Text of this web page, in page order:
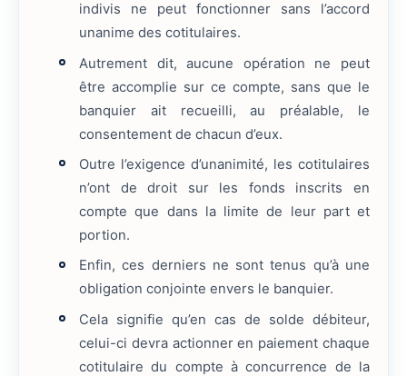
indivis ne peut fonctionner sans l’accord
unanime des cotitulaires.
Autrement dit, aucune opération ne peut
être accomplie sur ce compte, sans que le
banquier ait recueilli, au préalable, le
consentement de chacun d’eux.
Outre l’exigence d’unanimité, les cotitulaires
n’ont de droit sur les fonds inscrits en
compte que dans la limite de leur part et
portion.
Enfin, ces derniers ne sont tenus qu’à une
obligation conjointe envers le banquier.
Cela signifie qu’en cas de solde débiteur,
celui-ci devra actionner en paiement chaque
cotitulaire du compte à concurrence de la